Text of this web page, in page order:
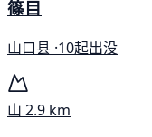
篠目
山口县 ·10起出没
山 2.9 km